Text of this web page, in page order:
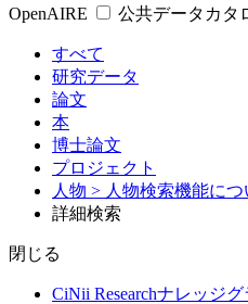
OpenAIRE
公共データカタ
すべて
研究データ
論文
本
博士論文
プロジェクト
人物 > 人物検索機能につ
詳細検索
閉じる
CiNii Researchナレッジ